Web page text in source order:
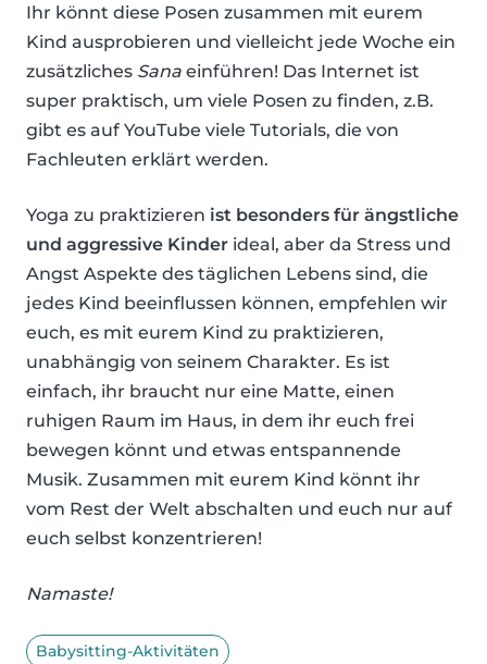
Ihr könnt diese Posen zusammen mit eurem
Kind ausprobieren und vielleicht jede Woche ein
zusätzliches Sana einführen! Das Internet ist
super praktisch, um viele Posen zu finden, z.B.
gibt es auf YouTube viele Tutorials, die von
Fachleuten erklärt werden.
Yoga zu praktizieren ist besonders für ängstliche
und aggressive Kinder ideal, aber da Stress und
Angst Aspekte des täglichen Lebens sind, die
jedes Kind beeinflussen können, empfehlen wir
euch, es mit eurem Kind zu praktizieren,
unabhängig von seinem Charakter. Es ist
einfach, ihr braucht nur eine Matte, einen
ruhigen Raum im Haus, in dem ihr euch frei
bewegen könnt und etwas entspannende
Musik. Zusammen mit eurem Kind könnt ihr
vom Rest der Welt abschalten und euch nur auf
euch selbst konzentrieren!
Namaste!
Babysitting-Aktivitäten